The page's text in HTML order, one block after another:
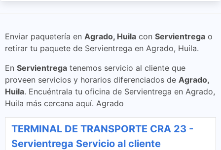
Enviar paquetería en Agrado, Huila con Servientrega o
retirar tu paquete de Servientrega en Agrado, Huila.
En Servientrega tenemos servicio al cliente que
proveen servicios y horarios diferenciados de Agrado,
Huila. Encuéntrala tu oficina de Servientrega en Agrado,
Huila más cercana aquí. Agrado
TERMINAL DE TRANSPORTE CRA 23 -
Servientrega Servicio al cliente